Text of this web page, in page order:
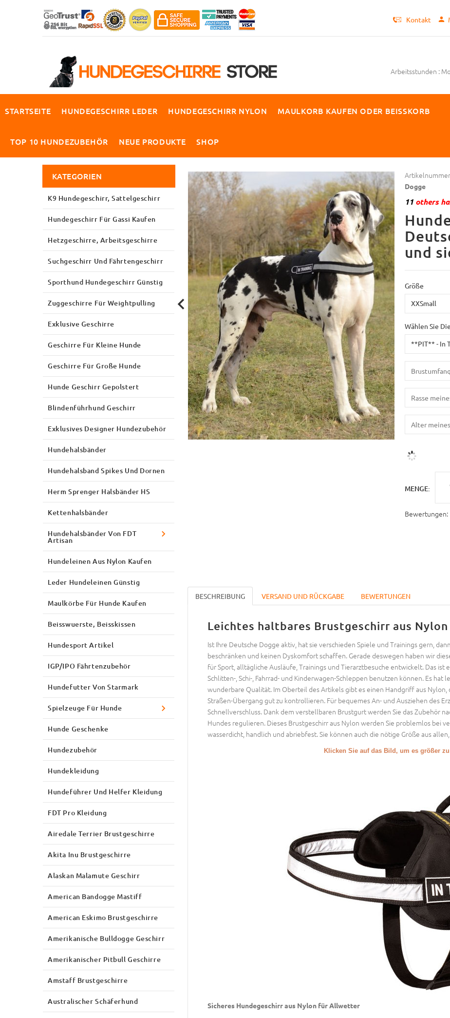
Kontakt
Arbeitsstunden :
STARTSEITE HUNDEGESCHIRR LEDER HUNDEGESCHIRR NYLON MAULKORB KAUFEN ODER BEISSKORB
TOP 10 HUNDEZUBEHÖR NEUE PRODUKTE SHOP
Dogge
11others
und
Größe
Wählen Sie
MENGE:
Bewertungen:
BESCHREIBUNG VERSAND UND RÜCKGABE BEWERTUNGEN
Leichtes haltbares Brustgeschirr aus
Ist Ihre Deutsche Dogge aktiv, hat sie verschieden Spiele und Trainings gern,
beschränken und keinen Dyskomfort schaffen. Gerade deswegen haben wir
für Sport, alltägliche Ausläufe, Trainings und Tierarztbesuche entwickelt. Das
Schlitten-, Schi-, Fahrrad- und Kinderwagen-Schleppen benutzen können. Es hat
wunderbare Qualität. Im Oberteil des Artikels gibt es einen Handgriff aus
Straßen-Übergang gut zu kontrollieren. Für bequemes An- und Ausziehen des
Schnellverschluss. Dank dem verstellbaren Brustgurt werden Sie das Zubehör
Hundes regulieren. Dieses Brustgeschirr aus Nylon werden Sie problemlos bei
wasserdicht, handlich und abriebfest. Sie können auch die nötige Größe aus
Klicken Sie auf das Bild, um es größer
Sicheres Hundegeschirr aus Nylon für Allwetter
KATEGORIEN
K9 Hundegeschirr, Sattelgeschirr
Hundegeschirr Für Gassi Kaufen
Hetzgeschirre, Arbeitsgeschirre
Suchgeschirr Und Fährtengeschirr
Sporthund Hundegeschirr Günstig
Zuggeschirre Für Weightpulling
Exklusive Geschirre
Geschirre Für Kleine Hunde
Geschirre Für Große Hunde
Hunde Geschirr Gepolstert
Blindenführhund Geschirr
Exklusives Designer Hundezubehör
Hundehalsbänder
Hundehalsband Spikes Und Dornen
Herm Sprenger Halsbänder HS
Kettenhalsbänder
Hundehalsbänder Von FDT
Artisan
Hundeleinen Aus Nylon Kaufen
Leder Hundeleinen Günstig
Maulkörbe Für Hunde Kaufen
Beisswuerste, Beisskissen
Hundesport Artikel
IGP/IPO Fährtenzubehör
Hundefutter Von Starmark
Spielzeuge Für Hunde
Hunde Geschenke
Hundezubehör
Hundekleidung
Hundeführer Und Helfer Kleidung
FDT Pro Kleidung
Airedale Terrier Brustgeschirre
Akita Inu Brustgeschirre
Alaskan Malamute Geschirr
American Bandogge Mastiff
American Eskimo Brustgeschirre
Amerikanische Bulldogge Geschirr
Amerikanischer Pitbull Geschirre
Amstaff Brustgeschirre
Australischer Schäferhund